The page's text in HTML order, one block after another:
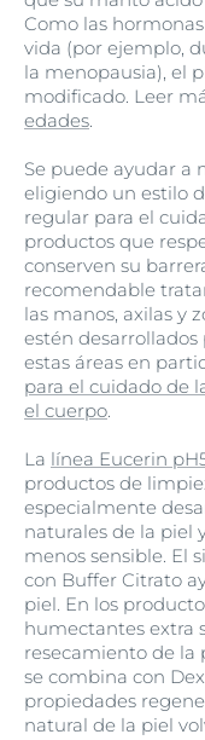
Como las
vida (por ejemplo,
la menopausia), el
modificado. Leer
edades.
Se puede ayudar a
eligiendo un estilo
regular para el
productos que
conserven su
recomendable
las manos, axilas y
estén
estas áreas en
para el cuidado de
el cuerpo.
La línea Eucerin
productos de
especialmente
naturales de la piel
menos sensible. El
con Buffer Citrato
piel. En los
humectantes extra
resecamiento de la
se combina con
propiedades
natural de la piel